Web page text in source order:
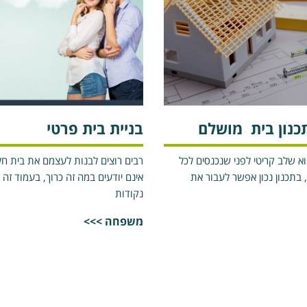
שלב קריטי לפני שנכנסים לכל
נכון אפשר לעבור את
בניית בית פרטי
רבים רוצים לבנות לעצמם את בית
אינם יודעים במה זה כרוך, בעמוד
נקודות
משפחה >>>